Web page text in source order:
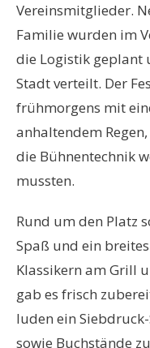
Vereinsmitglieder.
Familie wurden im
die Logistik geplant
Stadt verteilt. Der
frühmorgens mit
anhaltendem
die Bühnentechnik
mussten.
Rund um den Platz
Spaß und ein
Klassikern am Grill
gab es frisch
luden ein
sowie Buchstände